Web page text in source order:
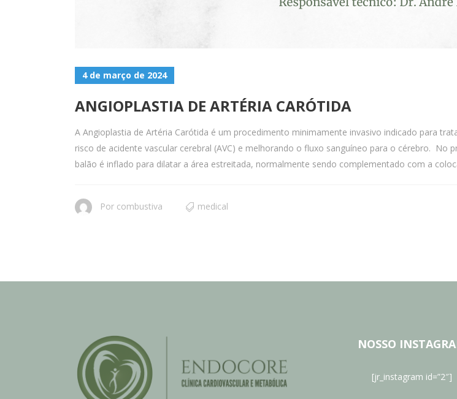
4 de março de 2024
ANGIOPLASTIA DE ARTÉRIA CARÓTIDA
A Angioplastia de Artéria Carótida é um procedimento minimamente invasivo indicado para
risco de acidente vascular cerebral (AVC) e melhorando o fluxo sanguíneo para o cérebro.
balão é inflado para dilatar a área estreitada, normalmente sendo complementado com a
Por combustiva medical
NOSSO
[jr_instagram id=”2″]